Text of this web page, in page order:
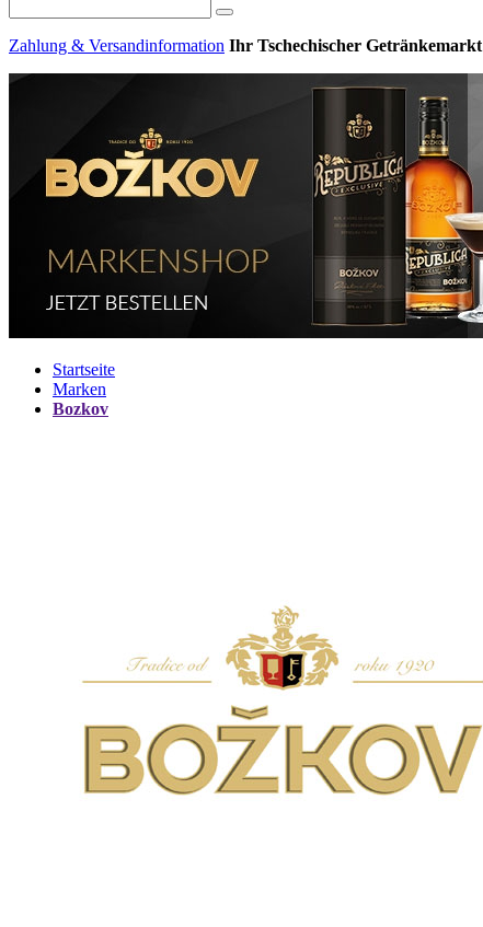
Zahlung & Versandinformation Ihr Tschechischer Getränkemarkt
Startseite
Marken
Bozkov